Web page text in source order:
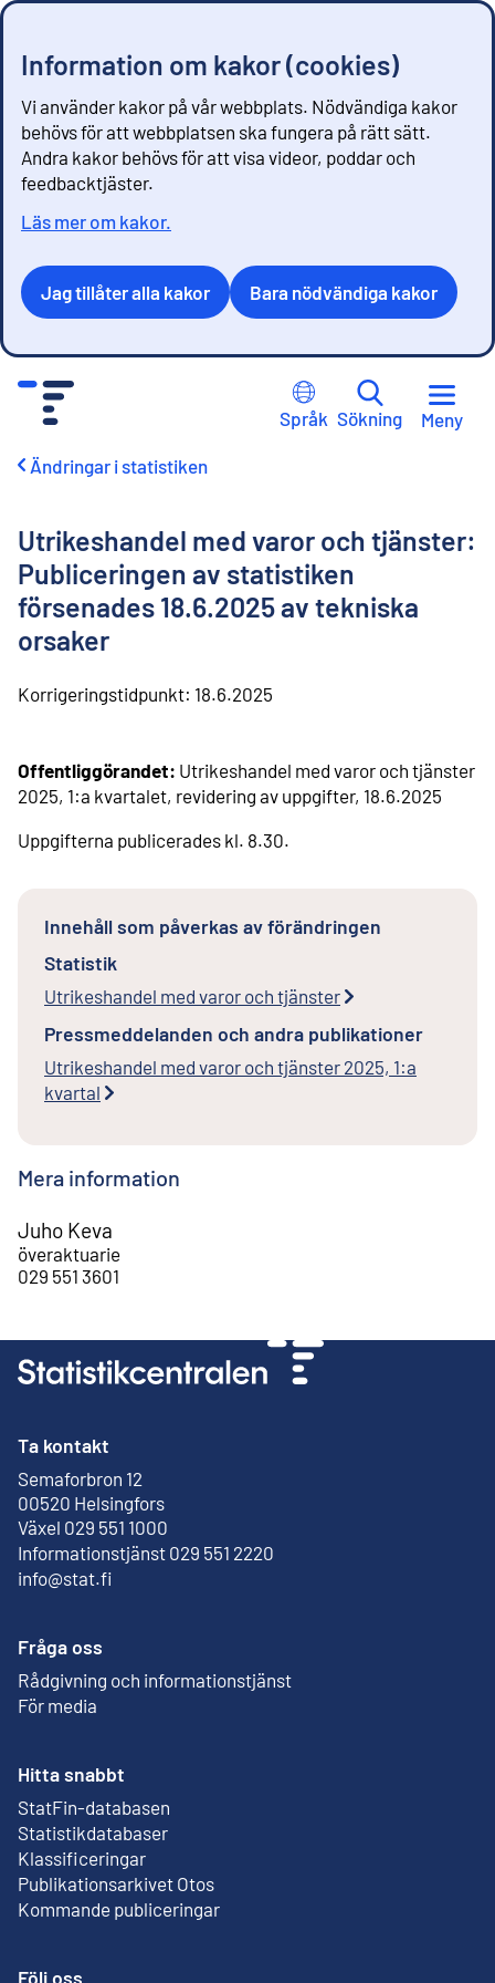
Information om kakor (cookies)
Vi använder kakor på vår webbplats. Nödvändiga kakor
behövs för att webbplatsen ska fungera på rätt sätt.
Andra kakor behövs för att visa videor, poddar och
feedbacktjäster.
Läs mer om kakor.
Jag tillåter alla kakor Bara nödvändiga kakor
Språk Sökning Meny
Ändringar i statistiken
Utrikeshandel med varor och tjänster:
Publiceringen av statistiken
försenades 18.6.2025 av tekniska
orsaker
Korrigeringstidpunkt: 18.6.2025
Offentliggörandet: Utrikeshandel med varor och tjänster
2025, 1:a kvartalet, revidering av uppgifter, 18.6.2025
Uppgifterna publicerades kl. 8.30.
Innehåll som påverkas av förändringen
Statistik
Utrikeshandel med varor och tjänster
Pressmeddelanden och andra publikationer
Utrikeshandel med varor och tjänster 2025, 1:a
kvartal
Mera information
Juho Keva
överaktuarie
029 551 3601
Ta kontakt
Semaforbron 12
00520 Helsingfors
Extern länk
Växel 029 551 1000
Informationstjänst 029 551 2220
info@stat.fi
Fråga oss
Rådgivning och informationstjänst
För media
Hitta snabbt
StatFin-databasen
Extern länk
Statistikdatabaser
Klassificeringar
Publikationsarkivet Otos
Extern länk
Kommande publiceringar
Följ oss